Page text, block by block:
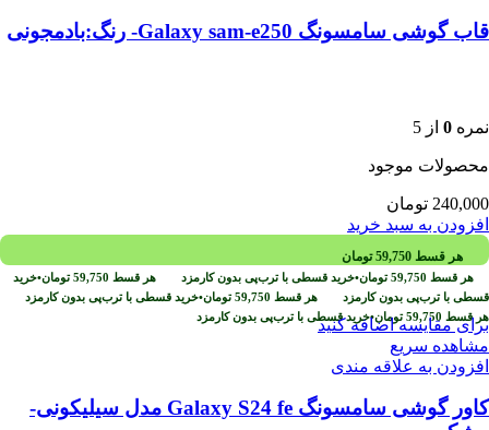
قاب گوشی سامسونگ Galaxy sam-e250- رنگ:بادمجونی
نمره 0 از 5
محصولات موجود
240,000 تومان
افزودن به سبد خرید
هر قسط 59,750 تومان
هر قسط 59,750 تومان•خرید قسطی با ترب‌پی بدون کارمزد هر قسط 59,750 تومان•خرید
قسطی با ترب‌پی بدون کارمزد
هر قسط 59,750 تومان•خرید قسطی با ترب‌پی بدون کارمزد
هر قسط 59,750 تومان•خرید قسطی با ترب‌پی بدون کارمزدبرای مقایسه اضافه کنید
مشاهده سریع
افزودن به علاقه مندی
کاور گوشی سامسونگ Galaxy S24 fe مدل سیلیکونی-